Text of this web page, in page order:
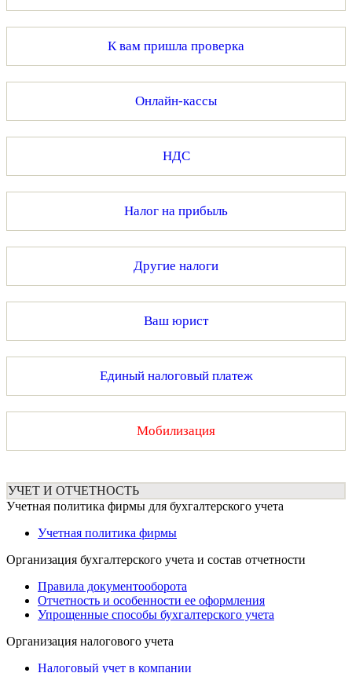
К вам пришла проверка
Онлайн-кассы
НДС
Налог на прибыль
Другие налоги
Ваш юрист
Единый налоговый платеж
Мобилизация
УЧЕТ И ОТЧЕТНОСТЬ
Учетная политика фирмы для бухгалтерского учета
Учетная политика фирмы
Организация бухгалтерского учета и состав отчетности
Правила документооборота
Отчетность и особенности ее оформления
Упрощенные способы бухгалтерского учета
Организация налогового учета
Налоговый учет в компании